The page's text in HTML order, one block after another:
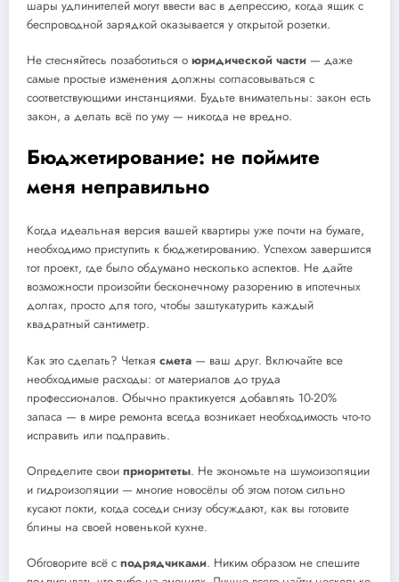
шары удлинителей могут ввести вас в депрессию, когда ящик с
беспроводной зарядкой оказывается у открытой розетки.
Не стесняйтесь позаботиться о юридической части — даже
самые простые изменения должны согласовываться с
соответствующими инстанциями. Будьте внимательны: закон есть
закон, а делать всё по уму — никогда не вредно.
Бюджетирование: не поймите
меня неправильно
Когда идеальная версия вашей квартиры уже почти на бумаге,
необходимо приступить к бюджетированию. Успехом завершится
тот проект, где было обдумано несколько аспектов. Не дайте
возможности произойти бесконечному разорению в ипотечных
долгах, просто для того, чтобы заштукатурить каждый
квадратный сантиметр.
Как это сделать? Четкая смета — ваш друг. Включайте все
необходимые расходы: от материалов до труда
профессионалов. Обычно практикуется добавлять 10-20%
запаса — в мире ремонта всегда возникает необходимость что-то
исправить или подправить.
Определите свои приоритеты. Не экономьте на шумоизоляции
и гидроизоляции — многие новосёлы об этом потом сильно
кусают локти, когда соседи снизу обсуждают, как вы готовите
блины на своей новенькой кухне.
Обговорите всё с подрядчиками. Никим образом не спешите